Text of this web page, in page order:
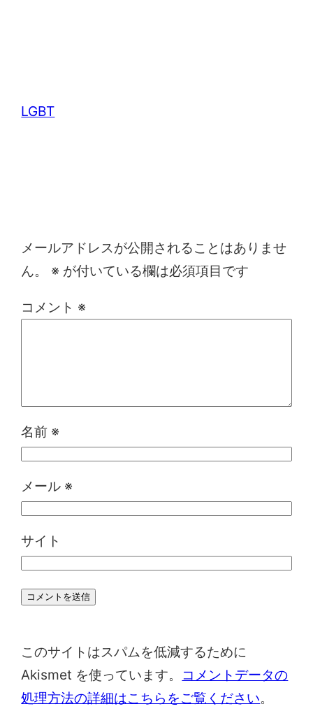
LGBT
メールアドレスが公開されることはありませ
ん。
※ が付いている欄は必須項目です
コメント ※
名前 ※
メール ※
サイト
このサイトはスパムを低減するために
Akismet を使っています。
コメントデータの
処理方法の詳細はこちらをご覧ください。